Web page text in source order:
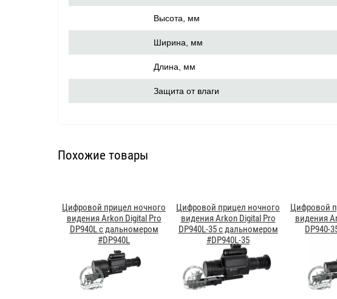
Высота, мм
Ширина, мм
Длина, мм
Защита от влаги
Похожие товары
Цифровой прицел ночного
видения Arkon Digital Pro
DP940L с дальномером
#DP940L
Цифровой прицел ночного
видения Arkon Digital Pro
DP940L-35 с дальномером
#DP940L-35
Цифровой
видения
DP940-